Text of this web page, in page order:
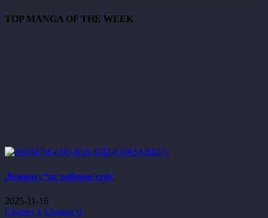
TOP MANGA OF THE WEEK
Долоон с*кс найман хүйс
2025-11-16
Chapter 1 Chapter 0